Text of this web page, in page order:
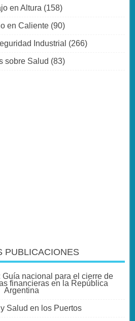
en Altura (158)
en Caliente (90)
Industrial (266)
sobre Salud (83)
PUBLICACIONES
Guía nacional para el cierre de
financieras en la República
Argentina
Salud en los Puertos